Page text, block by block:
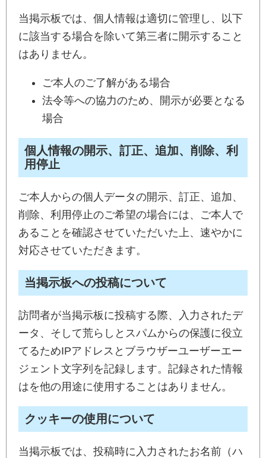
当掲示板では、個人情報は適切に管理し、以下
に該当する場合を除いて第三者に開示すること
はありません。
ご本人のご了解がある場合
法令等への協力のため、開示が必要となる
場合
個人情報の開示、訂正、追加、削除、利
用停止
ご本人からの個人データの開示、訂正、追加、
削除、利用停止のご希望の場合には、ご本人で
あることを確認させていただいた上、速やかに
対応させていただきます。
当掲示板への投稿について
訪問者が当掲示板に投稿する際、入力されたデ
ータ、そして荒らしとスパムからの保護に役立
てるためIPアドレスとブラウザーユーザーエー
ジェント文字列を記録します。記録された情報
はを他の用途に使用することはありません。
クッキーの使用について
当掲示板では、投稿時に入力されたお名前（ハ